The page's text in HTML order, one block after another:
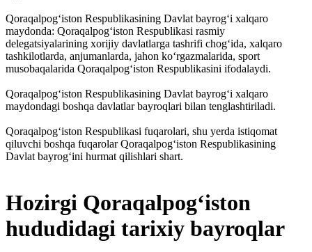
Qoraqalpogʻiston Respublikasining Davlat bayrogʻi xalqaro
maydonda: Qoraqalpogʻiston Respublikasi rasmiy
delegatsiyalarining xorijiy davlatlarga tashrifi chogʻida, xalqaro
tashkilotlarda, anjumanlarda, jahon koʻrgazmalarida, sport
musobaqalarida Qoraqalpogʻiston Respublikasini ifodalaydi.
Qoraqalpogʻiston Respublikasining Davlat bayrogʻi xalqaro
maydondagi boshqa davlatlar bayroqlari bilan tenglashtiriladi.
Qoraqalpogʻiston Respublikasi fuqarolari, shu yerda istiqomat
qiluvchi boshqa fuqarolar Qoraqalpogʻiston Respublikasining
Davlat bayrogʻini hurmat qilishlari shart.
Hozirgi Qoraqalpogʻiston
hududidagi tarixiy bayroqlar